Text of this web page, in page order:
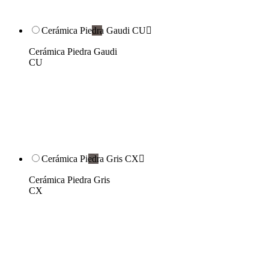
Cerámica Piedra Gaudi CU
Cerámica Piedra Gaudi
CU
Cerámica Piedra Gris CX
Cerámica Piedra Gris
CX